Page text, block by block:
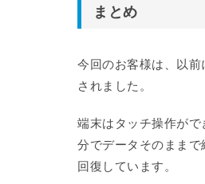
まとめ
今回のお客様は、以
されました。
端末はタッチ操作が
分でデータそのまま
回復しています。